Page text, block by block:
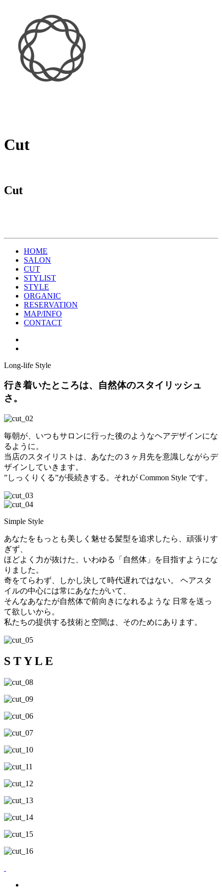
Cut
Cut
HOME
SALON
CUT
STYLIST
STYLE
ORGANIC
RESERVATION
MAP/INFO
CONTACT
Long-life Style
行き着いたところは、自然体のスタイリッシュ
さ。
毎朝が、いつもサロンに行った後のようなヘアデザインにな
るように。
当店のスタイリストは、あなたの３ヶ月先を意識しながらデ
ザインしていきます。
”しっくりくる”が長続きする。それが Common Style です。
Simple Style
あなたをもっとも美しく魅せる髪型を追求したら、頑張りす
ぎず、
ほどよく力が抜けた、いわゆる「自然体」を目指すようにな
りました。
奇をてらわず、しかし決して時代遅れではない。 ヘアスタ
イルの中心には常にあなたがいて、
そんなあなたが自然体で前向きになれるような 日常を送っ
て欲しいから。
私たちの提供する技術と空間は、そのためにあります。
S T Y L E